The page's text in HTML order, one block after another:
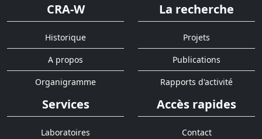
CRA-W
Historique
A propos
Organigramme
La recherche
Projets
Publications
Rapports d'activité
Services
Laboratoires
Accès rapides
Contact